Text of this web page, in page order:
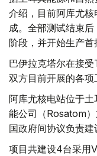
介绍，目前阿库尤
成。全部测试结束
阶段，并开始生产首
巴伊拉克塔尔在接
双方目前开展的各项
阿库尤核电站位于
能公司（Rosatom
国政府间协议负责建
项目共建设4台采用